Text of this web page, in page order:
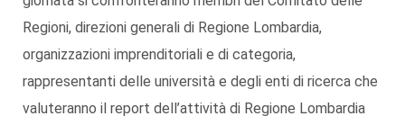
Regioni, direzioni generali di Regione Lombardia,
organizzazioni imprenditoriali e di categoria,
rappresentanti delle università e degli enti di ricerca che
valuteranno il report dell’attività di Regione Lombardia